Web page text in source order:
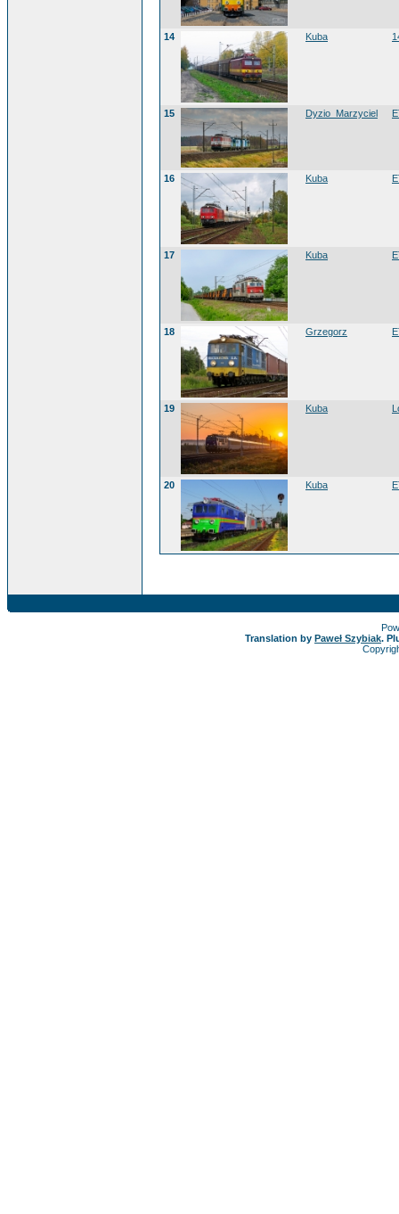
14 Kuba
15 Dyzio_Marzyciel
16 Kuba
17 Kuba
18 Grzegorz
19 Kuba
20 Kuba
Translation by Paweł Szybiak.